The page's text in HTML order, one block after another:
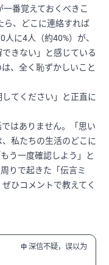
番覚えておくべきこ
ら、どこに連絡すれば
に4人（約40%）が、
きない」と感じている
、全く恥ずかしいこと
てください」と正直に
はありません。「思い
私たちの生活のどこに
う一度確認しよう」と
りで起きた「伝言ミ
ひコメントで教えてく
中 深信不疑，误以为